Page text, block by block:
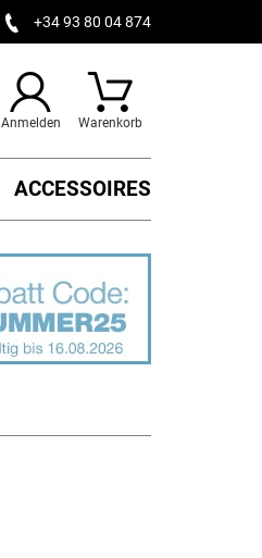
+34 93 80 04 874
Anmelden Warenkorb
ACCESSOIRES